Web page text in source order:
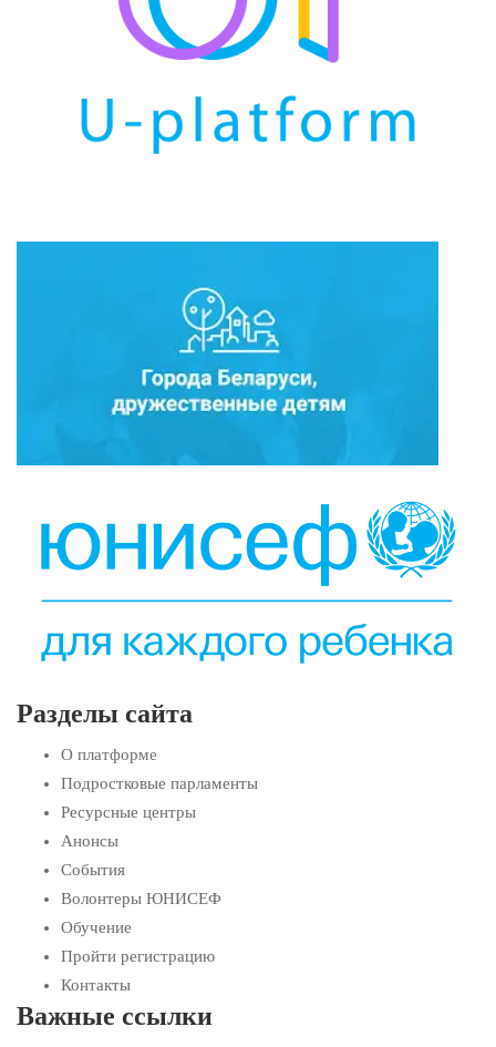
Разделы сайта
О платформе
Подростковые парламенты
Ресурсные центры
Анонсы
События
Волонтеры ЮНИСЕФ
Обучение
Пройти регистрацию
Контакты
Важные ссылки